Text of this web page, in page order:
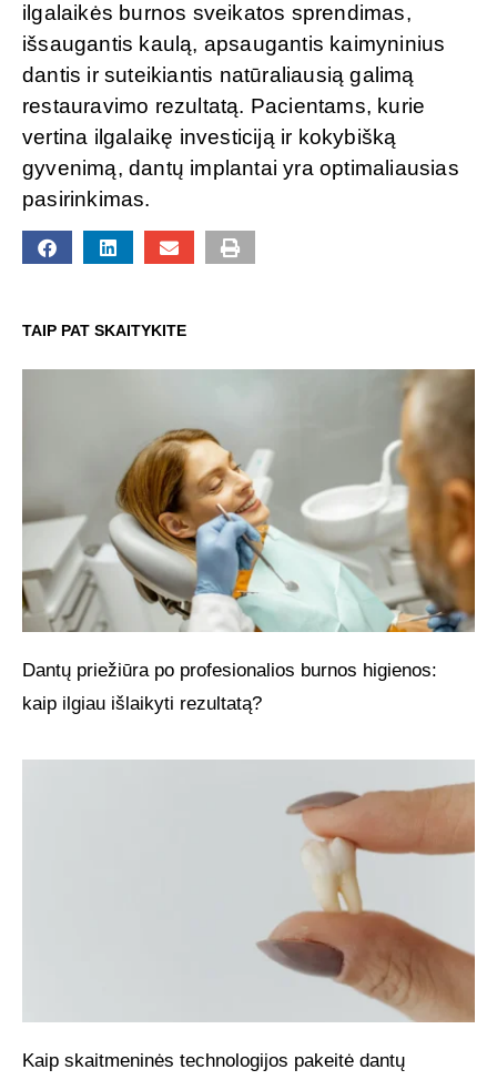
ilgalaikės burnos sveikatos sprendimas,
išsaugantis kaulą, apsaugantis kaimyninius
dantis ir suteikiantis natūraliausią galimą
restauravimo rezultatą. Pacientams, kurie
vertina ilgalaikę investiciją ir kokybišką
gyvenimą, dantų implantai yra optimaliausias
pasirinkimas.
TAIP PAT SKAITYKITE
Dantų priežiūra po profesionalios burnos higienos:
kaip ilgiau išlaikyti rezultatą?
Kaip skaitmeninės technologijos pakeitė dantų